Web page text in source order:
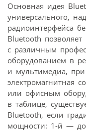
Основная идея
универсального,
радиоинтерфейса
Bluetooth
с различным
оборудованием в
и мультимедиа, при
электромагнитная
или офисным
в таблице,
Bluetooth, если
мощности: 1-й —